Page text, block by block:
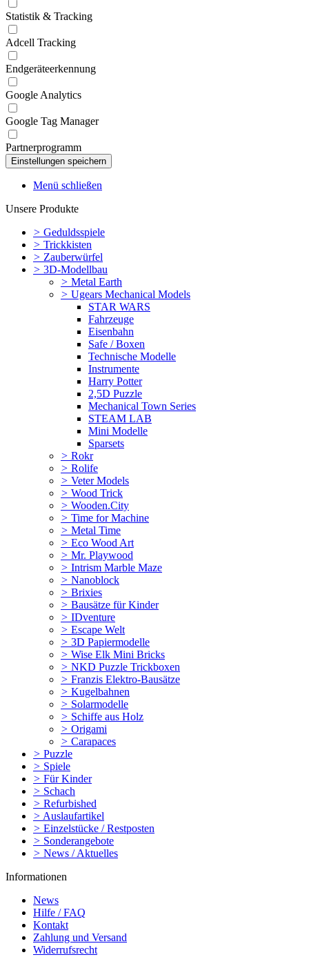
Statistik & Tracking
Adcell Tracking
Endgeräteerkennung
Google Analytics
Google Tag Manager
Partnerprogramm
Menü schließen
Unsere Produkte
> Geduldsspiele
> Trickkisten
> Zauberwürfel
> 3D-Modellbau
> Metal Earth
> Ugears Mechanical Models
STAR WARS
Fahrzeuge
Eisenbahn
Safe / Boxen
Technische Modelle
Instrumente
Harry Potter
2,5D Puzzle
Mechanical Town Series
STEAM LAB
Mini Modelle
Sparsets
> Rokr
> Rolife
> Veter Models
> Wood Trick
> Wooden.City
> Time for Machine
> Metal Time
> Eco Wood Art
> Mr. Playwood
> Intrism Marble Maze
> Nanoblock
> Brixies
> Bausätze für Kinder
> IDventure
> Escape Welt
> 3D Papiermodelle
> Wise Elk Mini Bricks
> NKD Puzzle Trickboxen
> Franzis Elektro-Bausätze
> Kugelbahnen
> Solarmodelle
> Schiffe aus Holz
> Origami
> Carapaces
> Puzzle
> Spiele
> Für Kinder
> Schach
> Refurbished
> Auslaufartikel
> Einzelstücke / Restposten
> Sonderangebote
> News / Aktuelles
Informationen
News
Hilfe / FAQ
Kontakt
Zahlung und Versand
Widerrufsrecht